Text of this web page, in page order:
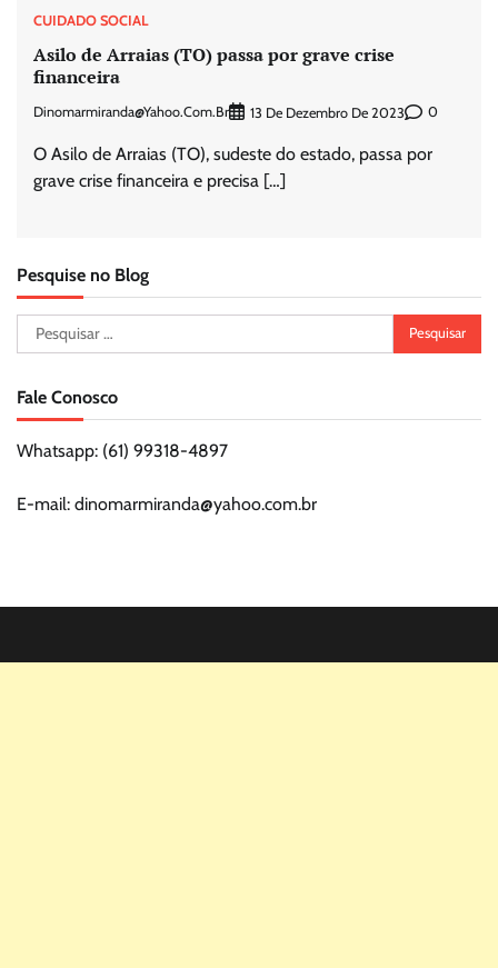
CUIDADO SOCIAL
Asilo de Arraias (TO) passa por grave crise
financeira
Dinomarmiranda@yahoo.com.br 13 De Dezembro De 2023 0
O Asilo de Arraias (TO), sudeste do estado, passa por
grave crise financeira e precisa […]
Pesquise no Blog
Pesquisar
por:
Fale Conosco
Whatsapp: (61) 99318-4897
E-mail: dinomarmiranda@yahoo.com.br